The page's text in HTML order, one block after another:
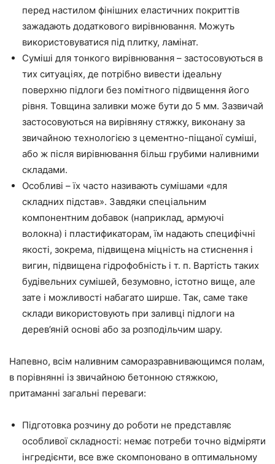
перед настилом фінішних еластичних покриттів
зажадають додаткового вирівнювання. Можуть
використовуватися під плитку, ламінат.
Суміші для тонкого вирівнювання – застосовуються в
тих ситуаціях, де потрібно вивести ідеальну
поверхню підлоги без помітного підвищення його
рівня. Товщина заливки може бути до 5 мм. Зазвичай
застосовуються на вирівняну стяжку, виконану за
звичайною технологією з цементно-піщаної суміші,
або ж після вирівнювання більш грубими наливними
складами.
Особливі – їх часто називають сумішами «для
складних підстав». Завдяки спеціальним
компонентним добавок (наприклад, армуючі
волокна) і пластификаторам, їм надають специфічні
якості, зокрема, підвищена міцність на стиснення і
вигин, підвищена гідрофобність і т. п. Вартість таких
будівельних сумішей, безумовно, істотно вище, але
зате і можливості набагато ширше. Так, саме таке
склади використовують при заливці підлоги на
дерев’яній основі або за розподільчим шару.
Напевно, всім наливним саморазравнивающимся полам,
в порівнянні із звичайною бетонною стяжкою,
притаманні загальні переваги:
Підготовка розчину до роботи не представляє
особливої складності: немає потреби точно відміряти
інгредієнти, все вже скомпоновано в оптимальному